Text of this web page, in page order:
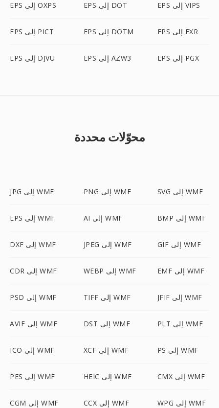
EPS إلى OXPS EPS إلى DOT EPS إلى VIPS
EPS إلى PICT EPS إلى DOTM EPS إلى EXR
EPS إلى DJVU EPS إلى AZW3 EPS إلى PGX
محوّلات محددة
JPG إلى WMF PNG إلى WMF SVG إلى WMF
EPS إلى WMF AI إلى WMF BMP إلى WMF
DXF إلى WMF JPEG إلى WMF GIF إلى WMF
CDR إلى WMF WEBP إلى WMF EMF إلى WMF
PSD إلى WMF TIFF إلى WMF JFIF إلى WMF
AVIF إلى WMF DST إلى WMF PLT إلى WMF
ICO إلى WMF XCF إلى WMF PS إلى WMF
PES إلى WMF HEIC إلى WMF CMX إلى WMF
CGM إلى WMF CCX إلى WMF WPG إلى WMF